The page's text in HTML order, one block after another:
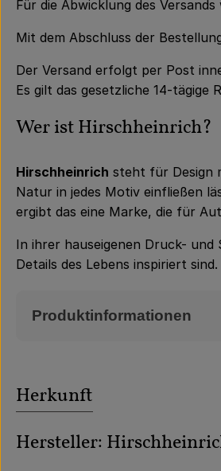
Für die Abwicklung des
Mit dem Abschluss der
Der Versand erfolgt per Post
Es gilt das gesetzliche 14-tägige
Wer ist Hirschheinrich?
Hirschheinrich steht für Design
Natur in jedes Motiv einfließen
ergibt das eine Marke, die für
In ihrer hauseigenen Druck- und
Details des Lebens inspiriert
Produktinformationen
Herkunft
Hersteller: